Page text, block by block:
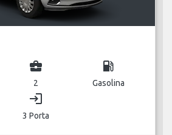
business_center
2
local_gas_station
Gasolina
login
3 Porta